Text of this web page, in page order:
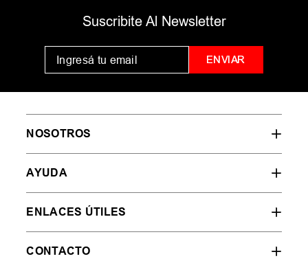
Suscribite Al Newsletter
ENVIAR
NOSOTROS
AYUDA
ENLACES ÚTILES
CONTACTO